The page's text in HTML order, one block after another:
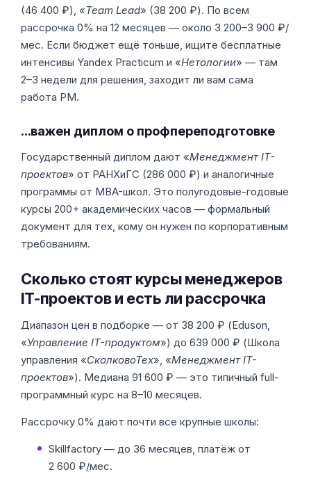
(46 400 ₽), «Team Lead» (38 200 ₽). По всем
рассрочка 0% на 12 месяцев — около 3 200–3 900 ₽/
мес. Если бюджет ещё тоньше, ищите бесплатные
интенсивы Yandex Practicum и «Нетологии» — там
2–3 недели для решения, заходит ли вам сама
работа PM.
…важен диплом о профпереподготовке
Государственный диплом дают «Менеджмент IT-
проектов» от РАНХиГС (286 000 ₽) и аналогичные
программы от MBA-школ. Это полугодовые-годовые
курсы 200+ академических часов — формальный
документ для тех, кому он нужен по корпоративным
требованиям.
Сколько стоят курсы менеджеров
IT-проектов и есть ли рассрочка
Диапазон цен в подборке — от 38 200 ₽ (Eduson,
«Управление IT-продуктом») до 639 000 ₽ (Школа
управления «СколковоТех», «Менеджмент IT-
проектов»). Медиана 91 600 ₽ — это типичный full-
программный курс на 8–10 месяцев.
Рассрочку 0% дают почти все крупные школы:
Skillfactory — до 36 месяцев, платёж от
2 600 ₽/мес.